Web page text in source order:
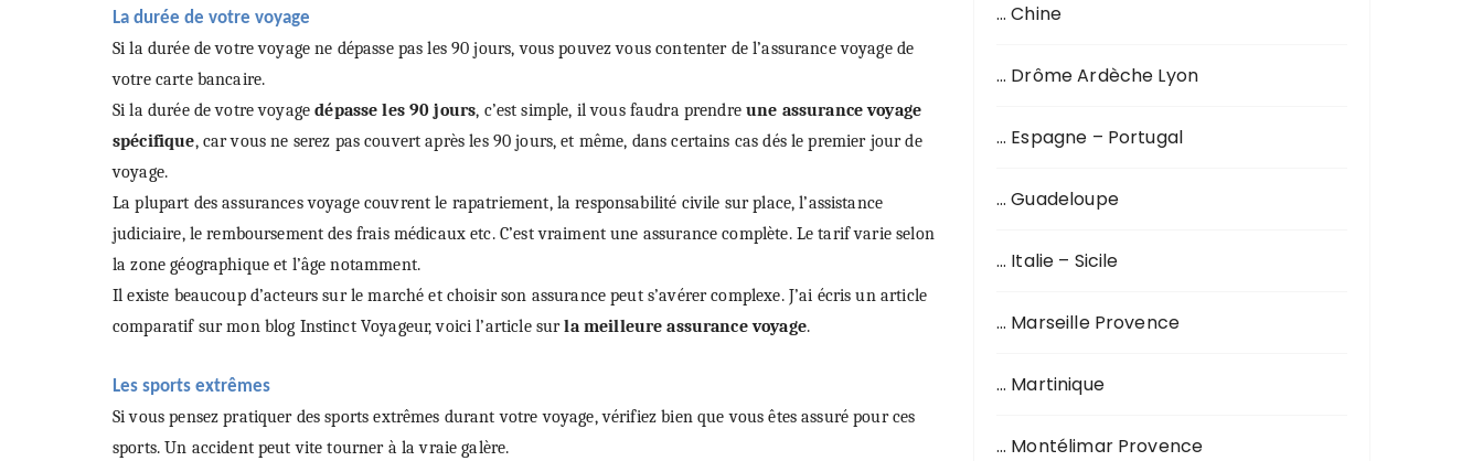
La durée de votre voyage
Si la durée de votre voyage ne dépasse pas les 90 jours, vous pouvez vous contenter de l’assurance voyage de
votre carte bancaire.
Si la durée de votre voyagedépasse les 90 jours, c’est simple, il vous faudra prendreune assurance voyage
spécifique, car vous ne serez pas couvert après les 90 jours, et même, dans certains cas dés le premier jour de
voyage.
La plupart des assurances voyage couvrent le rapatriement, la responsabilité civile sur place, l’assistance
judiciaire, le remboursement des frais médicaux etc. C’est vraiment une assurance complète. Le tarif varie selon
la zone géographique et l’âge notamment.
Il existe beaucoup d’acteurs sur le marché et choisir son assurance peut s’avérer complexe. J’ai écris un article
comparatif sur mon blog Instinct Voyageur, voici l’article surla meilleure assurance voyage.
Les sports extrêmes
Si vous pensez pratiquer des sports extrêmes durant votre voyage, vérifiez bien que vous êtes assuré pour ces
sports. Un accident peut vite tourner à la vraie galère.
… Chine
… Drôme Ardèche Lyon
… Espagne – Portugal
… Guadeloupe
… Italie – Sicile
… Marseille Provence
… Martinique
… Montélimar Provence